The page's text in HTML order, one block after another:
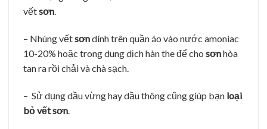
vếtsơn.
– Nhúng vếtsơndính trên quần áo vào nước amoniac
10-20% hoặc trong dung dịch hàn the để cho sơnhòa
tan ra rồi chải và chà sạch.
– Sử dụng dầu vừng hay dầu thông cũng giúp bạn loại
bỏ vết sơn.